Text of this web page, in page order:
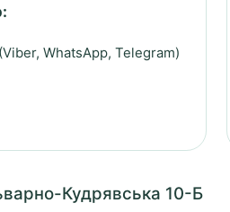
WhatsApp, Telegram)
Кудрявська 10-Б